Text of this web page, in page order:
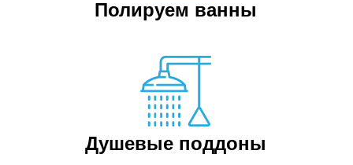
Полируем ванны
Душевые поддоны